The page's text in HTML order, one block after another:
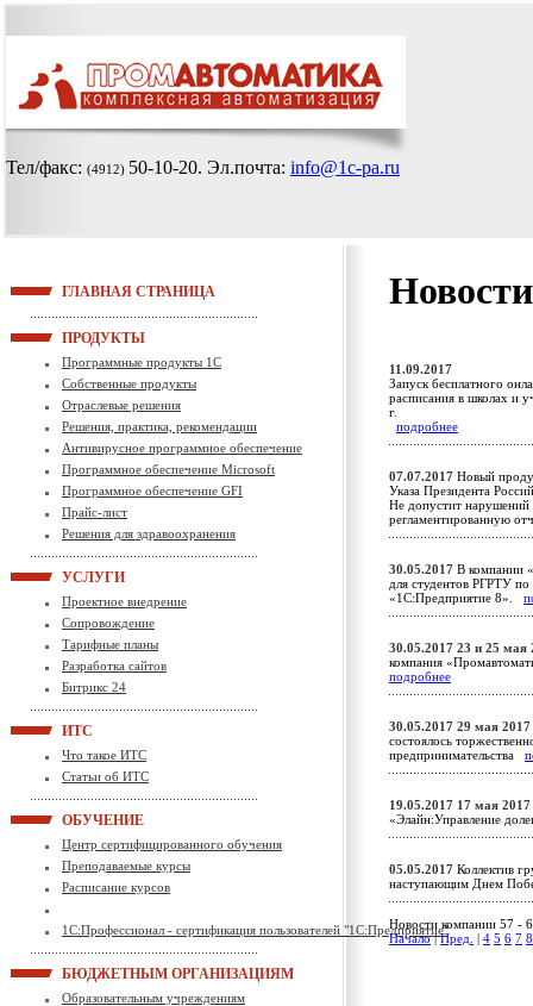
Тел/факс: (4912) 50-10-20. Эл.почта: info@1c-pa.ru
ГЛАВНАЯ СТРАНИЦА
ПРОДУКТЫ
Программные продукты 1С
Собственные продукты
Отраслевые решения
Решения, практика, рекомендации
Антивирусное программное обеспечение
Программное обеспечение Microsoft
Программное обеспечение GFI
Прайс-лист
Решения для здравоохранения
УСЛУГИ
Проектное внедрение
Сопровождение
Тарифные планы
Разработка сайтов
Битрикс 24
ИТС
Что такое ИТС
Статьи об ИТС
ОБУЧЕНИЕ
Центр сертифицированного обучения
Преподаваемые курсы
Расписание курсов
1С:Профессионал - сертификация пользователей "1С:Предприятие"
БЮДЖЕТНЫМ ОРГАНИЗАЦИЯМ
Образовательным учреждениям
11.09.2017
Запуск бесплатного
расписания в школах и
г.
подробнее
07.07.2017 Новый
Указа Президента
Не допустит
регламентированную
30.05.2017 В компании
для студентов РГРТУ
«1С:Предприятие 8».
30.05.2017 23 и 25 мая
компания
подробнее
30.05.2017 29 мая 2017
состоялось
предпринимательства
19.05.2017 17 мая 2017
«Элайн:Управление
05.05.2017 Коллектив
наступающим Днем
Новости компании 57 -
Начало|Пред. 4 5 6 7 8